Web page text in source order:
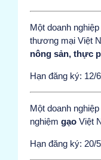
Một doanh
thương mại Việt
nông sản, thực
Hạn đăng ký: 12/
Một doanh
nghiệm gạo Việt
Hạn đăng ký: 20/